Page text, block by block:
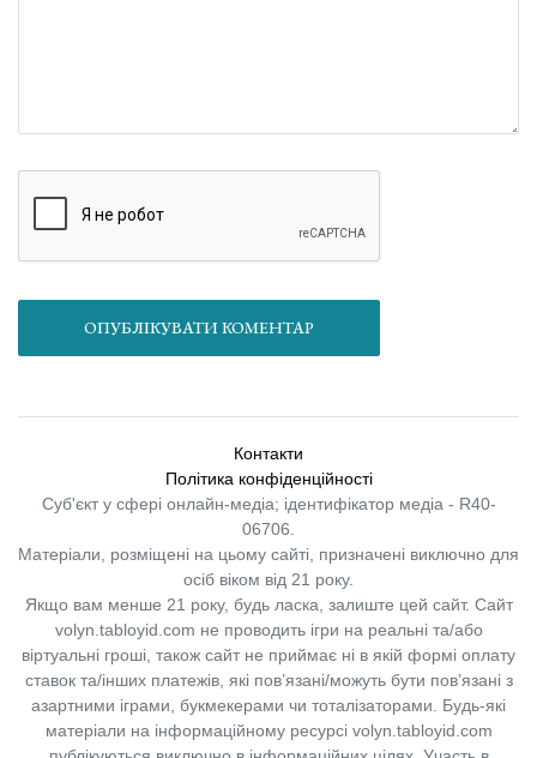
ОПУБЛІКУВАТИ КОМЕНТАР
Контакти
Політика конфіденційності
Суб'єкт у сфері онлайн-медіа; ідентифікатор медіа - R40-
06706.
Матеріали, розміщені на цьому сайті, призначені виключно для
осіб віком від 21 року.
Якщо вам менше 21 року, будь ласка, залиште цей сайт. Сайт
volyn.tabloyid.com не проводить ігри на реальні та/або
віртуальні гроші, також сайт не приймає ні в якій формі оплату
ставок та/інших платежів, які пов’язані/можуть бути пов’язані з
азартними іграми, букмекерами чи тоталізаторами. Будь-які
матеріали на інформаційному ресурсі volyn.tabloyid.com